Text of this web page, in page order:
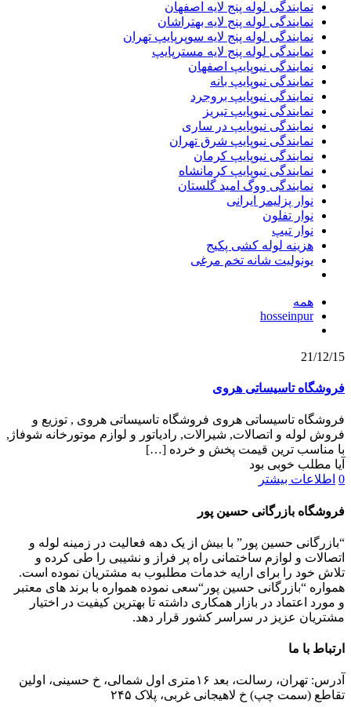
نمایندگی لوله پنج لایه اصفهان
نمایندگی لوله پنج لایه بهتراشان
نمایندگی لوله پنج لایه سوپرپایپ تهران
نمایندگی لوله پنج لایه مسترپایپ
نمایندگی نیوپایپ اصفهان
نمایندگی نیوپایپ بانه
نمایندگی نیوپایپ بروجرد
نمایندگی نیوپایپ تبریز
نمایندگی نیوپایپ در ساری
نمایندگی نیوپایپ شرق تهران
نمایندگی نیوپایپ کرمان
نمایندگی نیوپایپ کرمانشاه
نمایندگی ووگ امید گلستان
نوار پزلیمر ایرانی
نوار تفلون
نوار تیپ
هزینه لوله کشی پکیج
یونولیت شانه تخم مرغی
همه
hosseinpur
21/12/15
فروشگاه تاسیساتی هروی
فروشگاه تاسیساتی هروی فروشگاه تاسیساتی هروی , توزیع و
فروش لوله و اتصالات, شیرالات, رادیاتور و لوازم موتورخانه شوفاژ,
با مناسب ترین قیمت پخش و خرده […]
آیا مطلب خوبی بود
0 اطلاعات بیشتر
فروشگاه بازرگانی حسین پور
“بازرگانی حسین پور” با بیش از یک دهه فعالیت در زمینه لوله و
اتصالات و لوازم ساختمانی راه پر فراز و نشیبی را طی کرده و
تلاش خود را برای ارایه خدمات مطلبوب به مشتریان نموده است.
همواره “بازرگانی حسین پور“سعی نموده همواره با برند های معتبر
و مورد اعتماد در بازار همکاری داشته تا بهترین کیفیت در اختیار
مشتریان عزیز در سراسر کشور قرار دهد.
ارتباط با ما
آدرس: تهران، رسالت، بعد ۱۶متری اول شمالی، خ حسینی، اولین
تقاطع (سمت چپ) خ لاهیجانی غربی، پلاک ۲۴۵